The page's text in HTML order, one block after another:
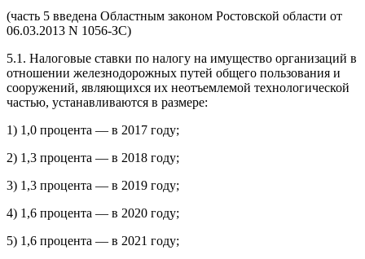
(часть 5 введена Областным законом Ростовской области от
06.03.2013 N 1056-ЗС)
5.1. Налоговые ставки по налогу на имущество организаций в
отношении железнодорожных путей общего пользования и
сооружений, являющихся их неотъемлемой технологической
частью, устанавливаются в размере:
1) 1,0 процента — в 2017 году;
2) 1,3 процента — в 2018 году;
3) 1,3 процента — в 2019 году;
4) 1,6 процента — в 2020 году;
5) 1,6 процента — в 2021 году;